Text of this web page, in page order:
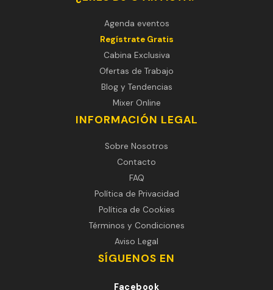
Agenda eventos
Regístrate Gratis
Cabina Exclusiva
Ofertas de Trabajo
Blog y Tendencias
Mixer Online
INFORMACIÓN LEGAL
Sobre Nosotros
Contacto
FAQ
Política de Privacidad
Política de Cookies
Términos y Condiciones
Aviso Legal
SÍGUENOS EN
Facebook